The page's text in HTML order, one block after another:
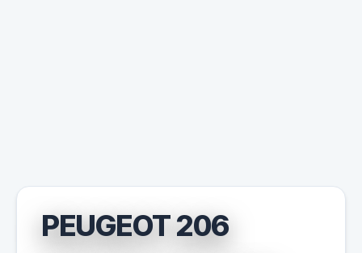
PEUGEOT 206